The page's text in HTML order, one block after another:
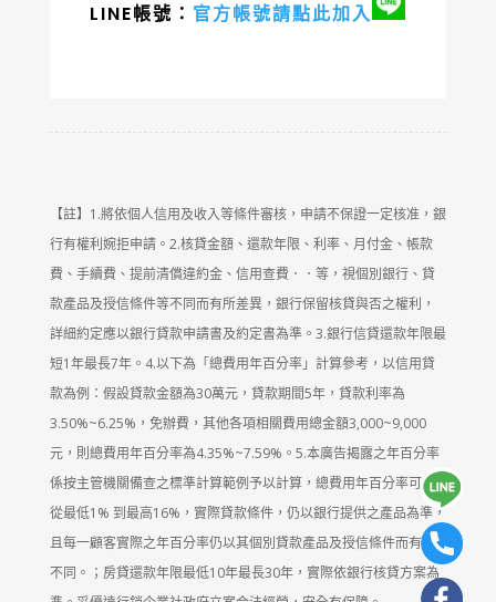
LINE帳號： 官方帳號請點此加入
【註】1.將依個人信用及收入等條件審核，申請不保證一定核准，銀
行有權利婉拒申請。2.核貸金額、還款年限、利率、月付金、帳款
費、手續費、提前清償違約金、信用查費．．等，視個別銀行、貸
款產品及授信條件等不同而有所差異，銀行保留核貸與否之權利，
詳細約定應以銀行貸款申請書及約定書為準。3.銀行信貸還款年限最
短1年最長7年。4.以下為「總費用年百分率」計算參考，以信用貸
款為例：假設貸款金額為30萬元，貸款期間5年，貸款利率為
3.50%~6.25%，免辦費，其他各項相關費用總金額3,000~9,000
元，則總費用年百分率為4.35%~7.59%。5.本廣告揭露之年百分率
係按主管機關備查之標準計算範例予以計算，總費用年百分率可能
從最低1% 到最高16%，實際貸款條件，仍以銀行提供之產品為準，
且每一顧客實際之年百分率仍以其個別貸款產品及授信條件而有所
不同。；房貸還款年限最低10年最長30年，實際依銀行核貸方案為